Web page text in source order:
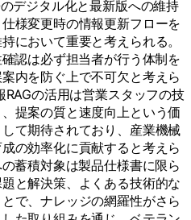
デジタル化と最新版への維持
様変更時の情報更新フローを
において重要と考えられる。
認は必ず担当者が行う体制を
内を防ぐ上で不可欠と考えら
の活用は営業スタッフの技
提案の質と速度向上という価
て期待されており、産業機械
の効率化に貢献すると考えら
蓄積対象は製品仕様書に限ら
と解決策、よくある技術的な
で、ナレッジの網羅性がさら